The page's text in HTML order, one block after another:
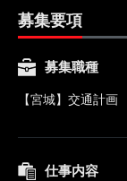
募集要項
募集職種
【宮城】交通計画
仕事内容